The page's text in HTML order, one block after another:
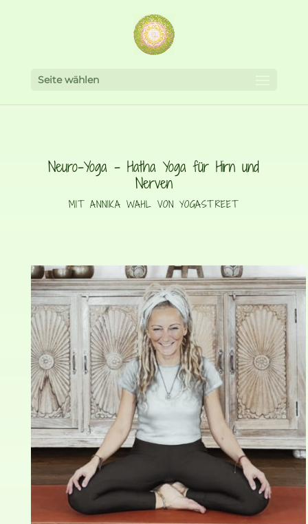
Seite wählen
Neuro-Yoga - Hatha Yoga für Hirn und
Nerven
MIT ANNIKA WAHL VON YOGASTREET